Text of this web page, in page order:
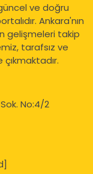
ve doğru
Ankara'nın
gelişmeleri takip
tarafsız ve
No:4/2